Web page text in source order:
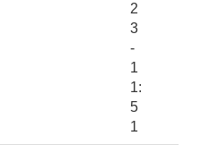
2
3
-
1
1:
5
1